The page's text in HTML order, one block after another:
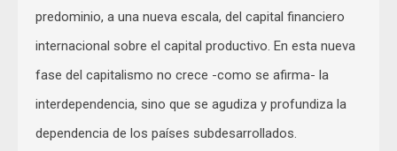
predominio, a una nueva escala, del capital financiero
internacional sobre el capital productivo. En esta nueva
fase del capitalismo no crece -como se afirma- la
interdependencia, sino que se agudiza y profundiza la
dependencia de los países subdesarrollados.